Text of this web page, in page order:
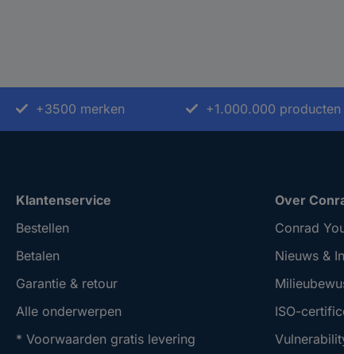
+3500 merken +1.000.000 producten
Klantenservice
Bestellen
Betalen
Garantie & retour
Alle onderwerpen
* Voorwaarden gratis levering
Over
Conrad
Nieuws &
ISO-